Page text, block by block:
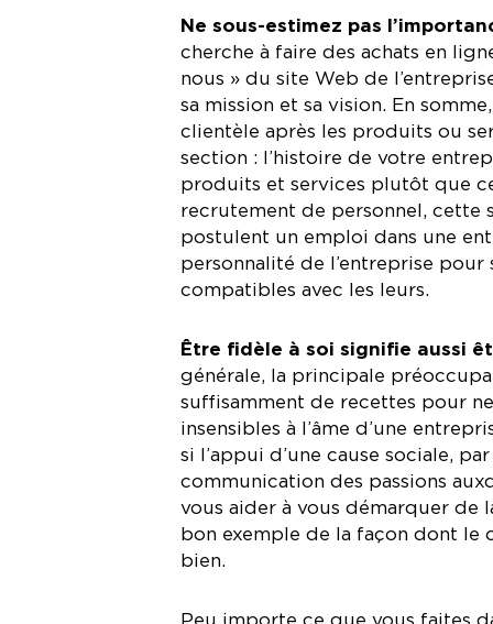
Ne sous-estimez pas
cherche à faire des achats en
nous » du site Web de
sa mission et sa vision. En
clientèle après les produits ou
section : l’histoire de votre
produits et services plutôt que
recrutement de personnel, cette
postulent un emploi dans une
personnalité de l’entreprise pour
compatibles avec les leurs.
Être fidèle à soi signifie aussi
générale, la principale
suffisamment de recettes pour
insensibles à l’âme d’une
si l’appui d’une cause sociale,
communication des passions
vous aider à vous démarquer de
bon exemple de la façon dont
bien.
Peu importe ce que vous faites